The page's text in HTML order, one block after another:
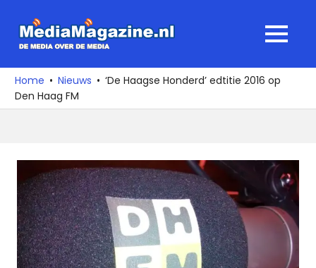
naar
media
over
de
MENU
Home Nieuws
‘De Haagse Honderd’ edtitie 2016 op
Den Haag FM